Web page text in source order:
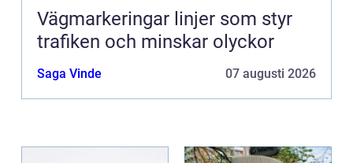
Vägmarkeringar linjer som styr
trafiken och minskar olyckor
Saga Vinde 07 augusti 2026